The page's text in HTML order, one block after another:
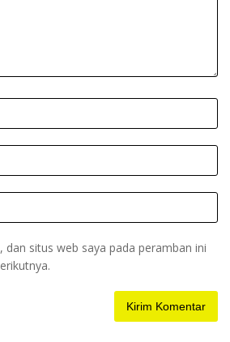
dan situs web saya pada peramban ini